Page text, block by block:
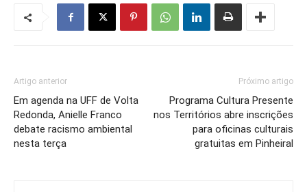
Artigo anterior
Em agenda na UFF de Volta
Redonda, Anielle Franco
debate racismo ambiental
nesta terça
Próximo artigo
Programa Cultura Presente
nos Territórios abre inscrições
para oficinas culturais
gratuitas em Pinheiral